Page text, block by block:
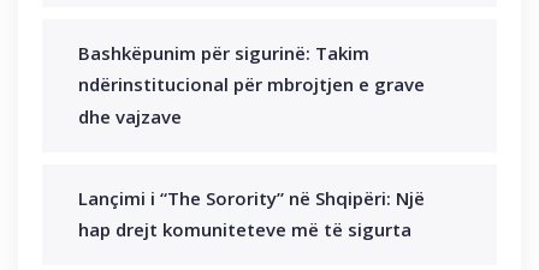
Bashkëpunim për sigurinë: Takim
ndërinstitucional për mbrojtjen e grave
dhe vajzave
Lançimi i “The Sorority” në Shqipëri: Një
hap drejt komuniteteve më të sigurta